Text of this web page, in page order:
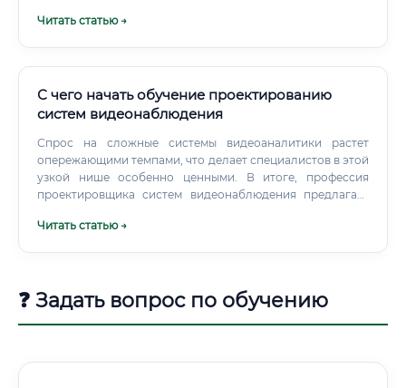
Читать статью →
С чего начать обучение проектированию
систем видеонаблюдения
Спрос на сложные системы видеоаналитики растет
опережающими темпами, что делает специалистов в этой
узкой нише особенно ценными. В итоге, профессия
проектировщика систем видеонаблюдения предлагает
физический труд; это создание новых систем, а не просто
Читать статью →
❓ Задать вопрос по обучению